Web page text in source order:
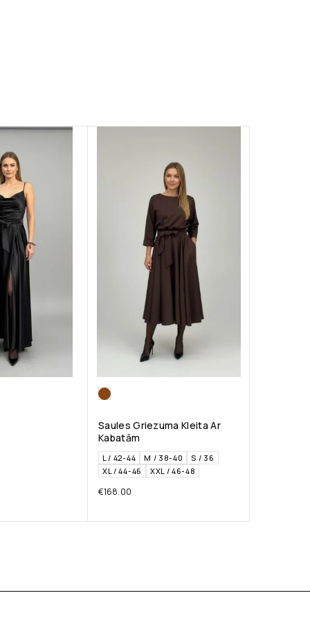
Saules Griezuma Kleita Ar
Kabatām
L / 42-44 M / 38-40
S / 36
XL / 44-46
XXL / 46-48
€168.00